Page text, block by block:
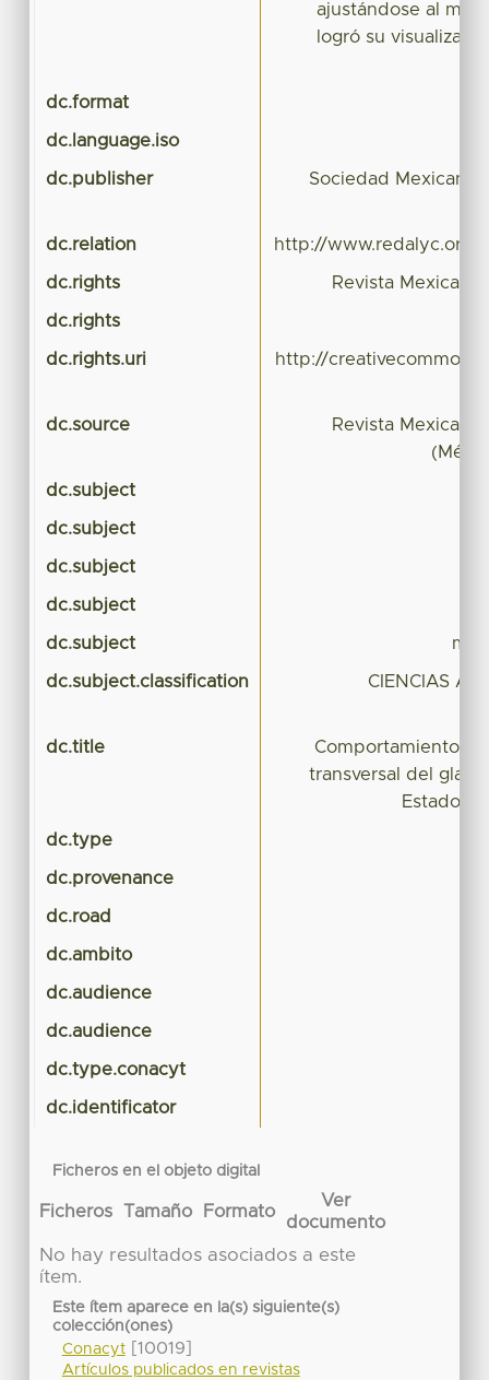
ajustándose al
logró su
dc.format
dc.language.iso
dc.publisher Sociedad Mexicana
dc.relation http://www.redalyc.org/
dc.rights Revista
dc.rights
dc.rights.uri http://
dc.source
Revista
dc.subject
dc.subject
dc.subject
dc.subject
dc.subject
dc.subject.classification
CIENCIAS
dc.title
Comportamiento
transversal del
Estado
dc.type
dc.provenance
dc.road
dc.ambito
dc.audience
dc.audience
dc.type.conacyt
dc.identificator
Ficheros en el objeto digital
Ficheros Tamaño Formato
Ver
documento
No hay resultados asociados a este
ítem.
Este ítem aparece en la(s) siguiente(s)
colección(ones)
Conacyt[10019]
Artículos publicados en revistas